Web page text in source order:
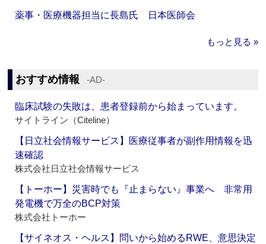
薬事・医療機器担当に長島氏 日本医師会
もっと見る »
おすすめ情報 ‐AD‐
臨床試験の失敗は、患者登録前から始まっています。
サイトライン（Citeline）
【日立社会情報サービス】医療従事者が副作用情報を迅
速確認
株式会社日立社会情報サービス
【トーホー】災害時でも『止まらない』事業へ 非常用
発電機で万全のBCP対策
株式会社トーホー
【サイネオス・ヘルス】問いから始めるRWE、意思決定